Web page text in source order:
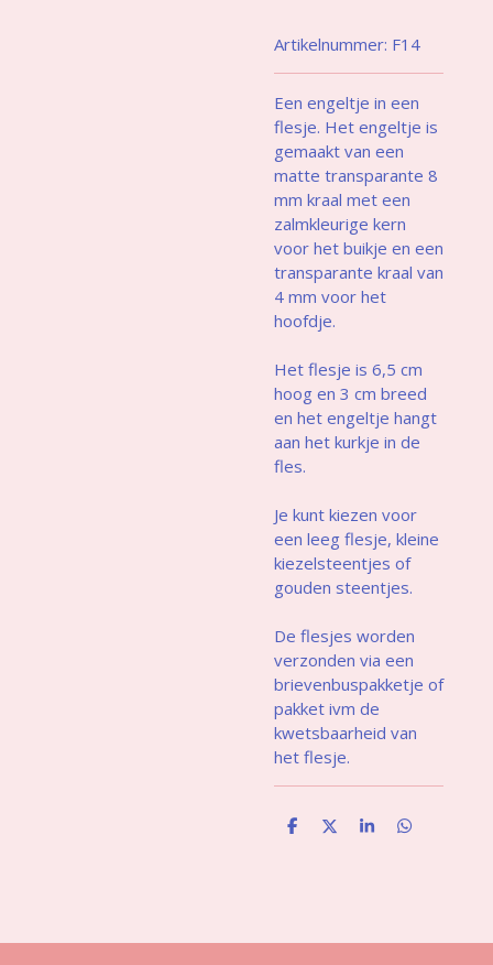
Artikelnummer: F14
Een engeltje in een
flesje. Het engeltje is
gemaakt van een
matte transparante 8
mm kraal met een
zalmkleurige kern
voor het buikje en een
transparante kraal van
4 mm voor het
hoofdje.
Het flesje is 6,5 cm
hoog en 3 cm breed
en het engeltje hangt
aan het kurkje in de
fles.
Je kunt kiezen voor
een leeg flesje, kleine
kiezelsteentjes of
gouden steentjes.
De flesjes worden
verzonden via een
brievenbuspakketje of
pakket ivm de
kwetsbaarheid van
het flesje.
D
D
S
D